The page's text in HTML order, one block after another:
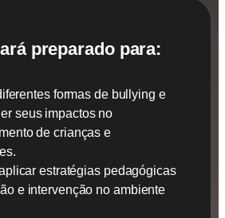
preparado para:
formas de bullying e
seus impactos no
de crianças e
estratégias pedagógicas
e intervenção no ambiente